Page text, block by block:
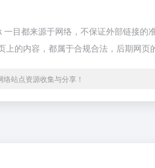
目都来源于网络，不保证外部链接
上的内容，都属于合规合法，后期网
站点资源收集与分享！